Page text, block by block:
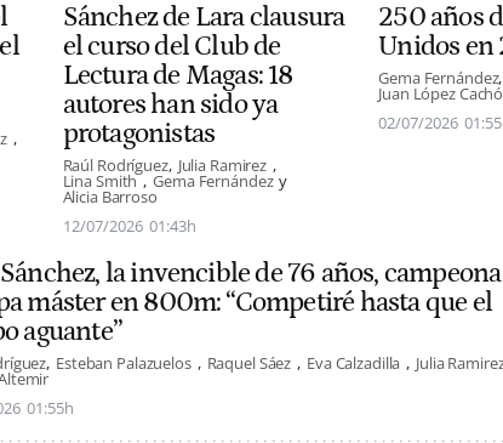
Sánchez de Lara clausura
el curso del Club de
Lectura de Magas: 18
autores han sido ya
protagonistas
Raúl Rodríguez Julia Ramirez
Lina Smith Gema Fernández
Alicia Barroso
12/07/2026 01:43h
250 años
Unidos en
Gema Fernández
Juan López
02/07/2026
la invencible de 76 años,
máster en 800m: “Competiré hasta que el
aguante”
Esteban Palazuelos Raquel Sáez Eva Calzadilla Julia
01:55h